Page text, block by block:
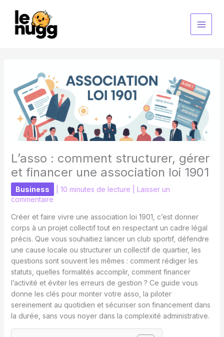
contenu
L’asso : comment structurer, gérer
et financer une association loi 1901
Business 10 minutes de lecture
Laisser un
commentaire
Créer et faire vivre une association loi 1901, c’est donner
corps à un projet collectif tout en respectant un cadre légal
précis. Que vous souhaitiez lancer un club sportif, défendre
une cause locale ou structurer un collectif de quartier, les
questions sont souvent les mêmes : comment rédiger les
statuts, quelles formalités accomplir, comment financer
l’activité et éviter les erreurs de gestion ? Ce guide vous
donne les clés pour monter votre asso, la piloter
sereinement au quotidien et sécuriser son financement dans
la durée, sans vous noyer dans la complexité administrative.